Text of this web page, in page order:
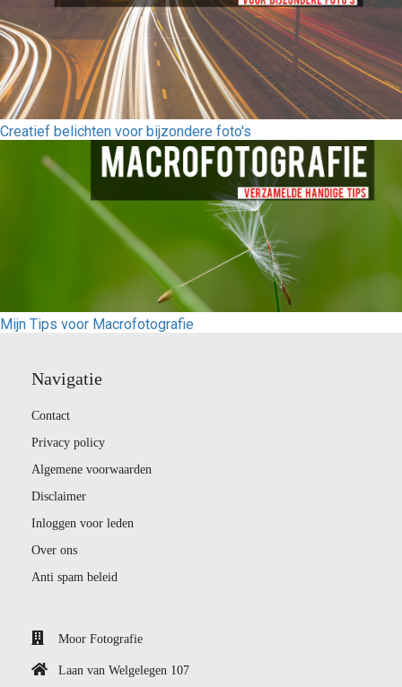
Creatief belichten voor bijzondere foto's
Mijn Tips voor Macrofotografie
Navigatie
Contact
Privacy policy
Algemene voorwaarden
Disclaimer
Inloggen voor leden
Over ons
Anti spam beleid
Moor Fotografie
Laan van Welgelegen 107